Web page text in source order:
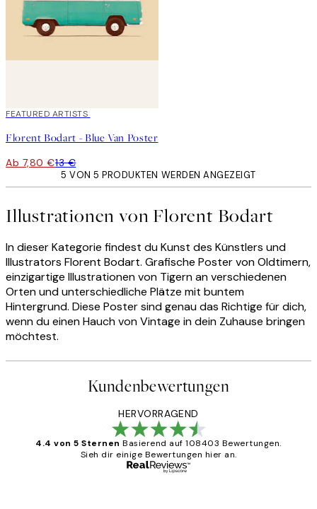
40%*
FEATURED ARTISTS
Florent Bodart - Blue Van Poster
Ab 7,80 €13 €
5 VON 5 PRODUKTEN WERDEN ANGEZEIGT
Illustrationen von Florent Bodart
In dieser Kategorie findest du Kunst des Künstlers und
Illustrators Florent Bodart. Grafische Poster von Oldtimern,
einzigartige Illustrationen von Tigern an verschiedenen
Orten und unterschiedliche Plätze mit buntem
Hintergrund. Diese Poster sind genau das Richtige für dich,
wenn du einen Hauch von Vintage in dein Zuhause bringen
möchtest.
Kundenbewertungen
HERVORRAGEND
4.4 von 5 Sternen Basierend auf 108403 Bewertungen.
Sieh dir einige Bewertungen hier an.